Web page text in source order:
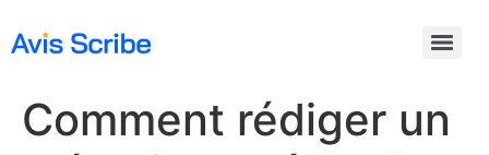
Comment rédiger un